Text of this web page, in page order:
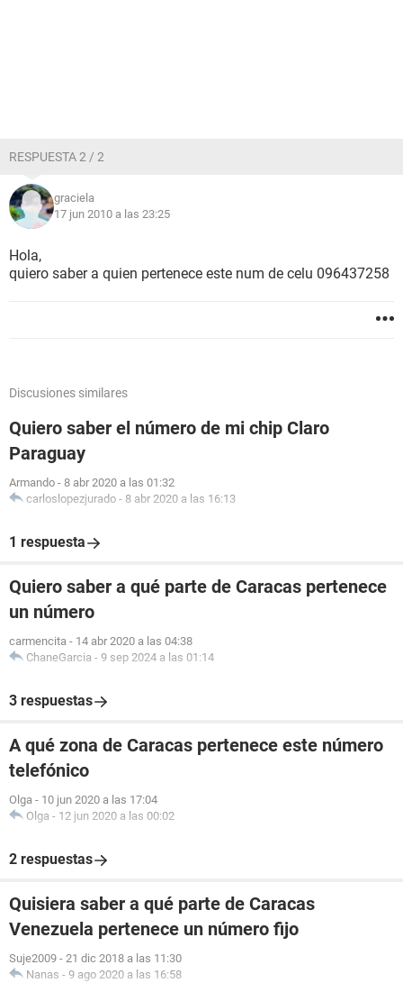
RESPUESTA 2 / 2
graciela
17 jun 2010 a las 23:25
Hola,
quiero saber a quien pertenece este num de celu 096437258
Discusiones similares
Quiero saber el número de mi chip Claro
Paraguay
Armando - 8 abr 2020 a las 01:32
carloslopezjurado - 8 abr 2020 a las 16:13
1 respuesta
Quiero saber a qué parte de Caracas pertenece
un número
carmencita - 14 abr 2020 a las 04:38
ChaneGarcia - 9 sep 2024 a las 01:14
3 respuestas
A qué zona de Caracas pertenece este número
telefónico
Olga - 10 jun 2020 a las 17:04
Olga - 12 jun 2020 a las 00:02
2 respuestas
Quisiera saber a qué parte de Caracas
Venezuela pertenece un número fijo
Suje2009 - 21 dic 2018 a las 11:30
Nanas - 9 ago 2020 a las 16:58